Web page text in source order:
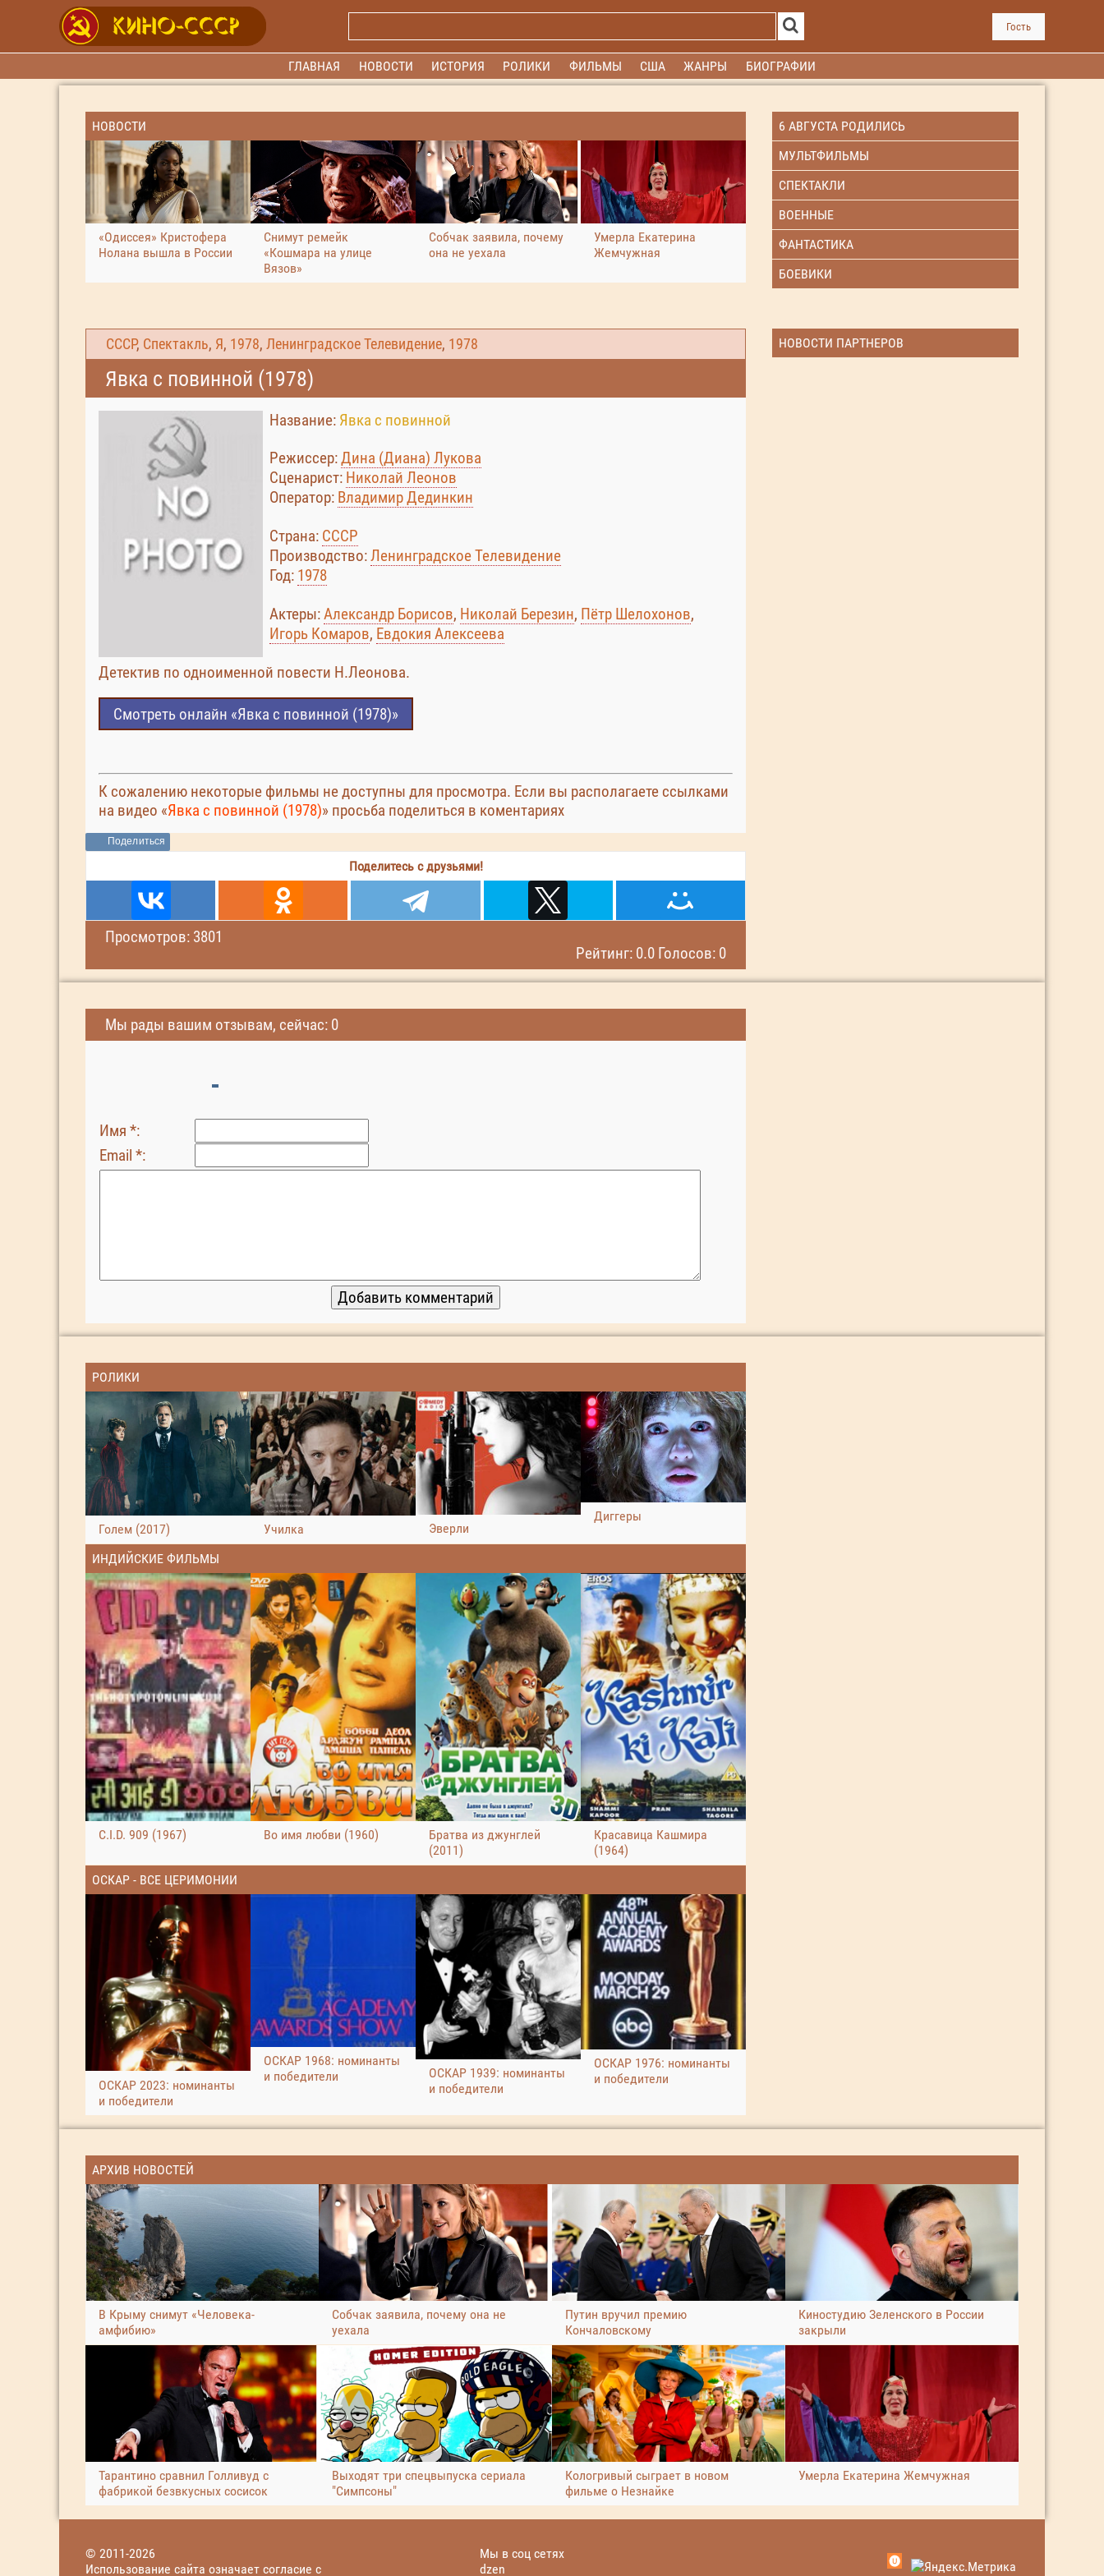
Гость
ГЛАВНАЯ НОВОСТИ ИСТОРИЯ РОЛИКИ ФИЛЬМЫ США ЖАНРЫ БИОГРАФИИ
НОВОСТИ
«Одиссея» Кристофера
Нолана вышла в России
Снимут ремейк
«Кошмара на улице
Вязов»
Собчак заявила, почему
она не уехала
Умерла Екатерина
Жемчужная
6 АВГУСТА РОДИЛИСЬ
МУЛЬТФИЛЬМЫ
СПЕКТАКЛИ
ВОЕННЫЕ
ФАНТАСТИКА
БОЕВИКИ
СССР, Спектакль, Я , 1978, Ленинградское Телевидение, 1978
Явка с повинной (1978)
Название: Явка с повинной
Режиссер:Дина (Диана) Лукова
Сценарист: Николай Леонов
Оператор: Владимир Дединкин
Страна: СССР
Производство:Ленинградское Телевидение
Год: 1978
Актеры:Александр Борисов, Николай Березин, Пётр Шелохонов,
Игорь Комаров, Евдокия Алексеева
Детектив по одноименной повести Н.Леонова.
Смотреть онлайн «Явка с повинной (1978)»
К сожалению некоторые фильмы не доступны для просмотра. Если вы располагаете ссылками
на видео «Явка с повинной (1978)» просьба поделиться в коментариях
Поделиться
Поделитесь с друзьями!
Просмотров: 3801
Рейтинг: 0.0 Голосов: 0
НОВОСТИ ПАРТНЕРОВ
Мы рады вашим отзывам, сейчас: 0
Имя *:
Email *:
РОЛИКИ
Голем (2017) Училка Эверли
Диггеры
ИНДИЙСКИЕ ФИЛЬМЫ
C.I.D. 909 (1967) Во имя любви (1960)
Братва из джунглей
(2011)
Красавица Кашмира
(1964)
ОСКАР - ВСЕ ЦЕРИМОНИИ
ОСКАР 2023: номинанты
и победители
ОСКАР 1968: номинанты
и победители
ОСКАР 1939: номинанты
и победители
ОСКАР 1976: номинанты
и победители
АРХИВ НОВОСТЕЙ
В Крыму снимут «Человека-
амфибию»
Собчак заявила, почему она не
уехала
Путин вручил премию
Кончаловскому
Киностудию Зеленского в России
закрыли
Тарантино сравнил Голливуд с
фабрикой безвкусных сосисок
Выходят три спецвыпуска сериала
"Симпсоны"
Кологривый сыграет в новом
фильме о Незнайке
Умерла Екатерина Жемчужная
© 2011-2026
Использование сайта означает согласие с
Мы в соц сетях
dzen